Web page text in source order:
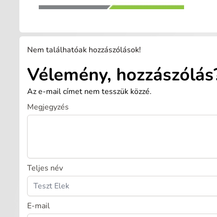
Nem találhatóak hozzászólások!
Vélemény,
Az e-mail címet nem tesszük közzé.
Megjegyzés
Teljes név
E-mail